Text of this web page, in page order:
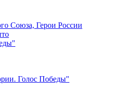
Союза, Герои России
Голос Победы"